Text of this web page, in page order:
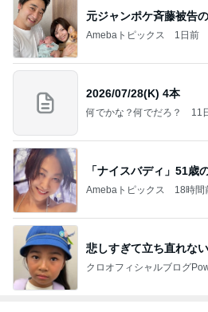
元ジャンポケ斉藤被告
Amebaトピックス 1日前
2026/07/28(K) 4本
何でかな？何でだろ？ 11
「ナイスバディ」51歳
Amebaトピックス 18時間
悲しすぎて立ち直れない
クロオフィシャルブログ